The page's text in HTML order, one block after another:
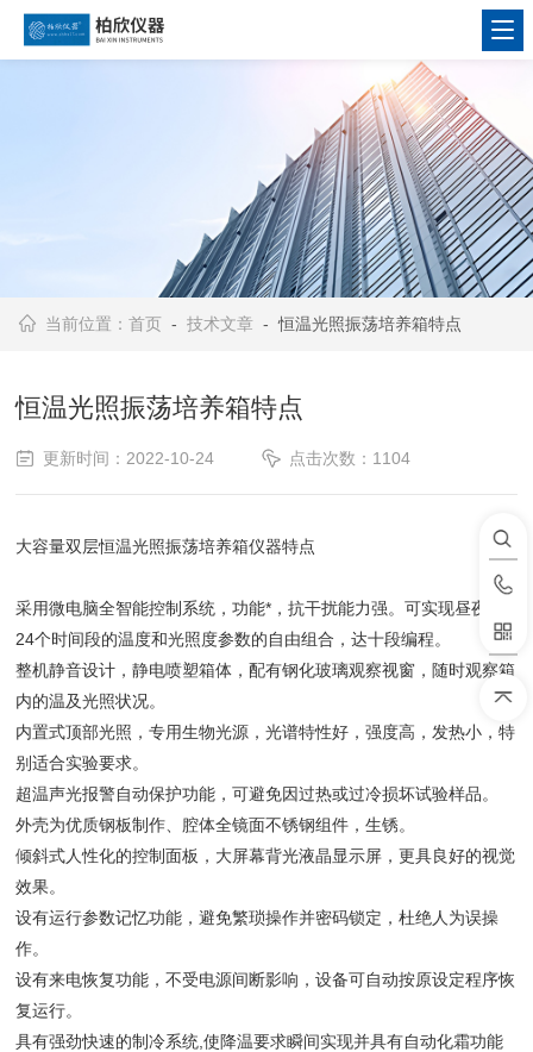
当前位置：首页 -技术文章 - 恒温光照振荡培养箱特点
恒温光照振荡培养箱特点
更新时间：2022-10-24 点击次数：1104
大容量双层恒温光照振荡培养箱仪器特点
采用微电脑全智能控制系统，功能*，抗干扰能力强。可实现昼夜1-
24个时间段的温度和光照度参数的自由组合，达十段编程。
整机静音设计，静电喷塑箱体，配有钢化玻璃观察视窗，随时观察箱
内的温及光照状况。
内置式顶部光照，专用生物光源，光谱特性好，强度高，发热小，特
别适合实验要求。
超温声光报警自动保护功能，可避免因过热或过冷损坏试验样品。
外壳为优质钢板制作、腔体全镜面不锈钢组件，生锈。
倾斜式人性化的控制面板，大屏幕背光液晶显示屏，更具良好的视觉
效果。
设有运行参数记忆功能，避免繁琐操作并密码锁定，杜绝人为误操
作。
设有来电恢复功能，不受电源间断影响，设备可自动按原设定程序恢
复运行。
具有强劲快速的制冷系统,使降温要求瞬间实现并具有自动化霜功能